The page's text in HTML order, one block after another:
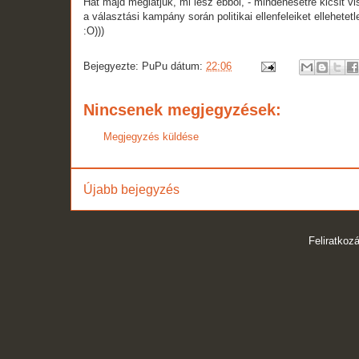
a választási kampány során politikai ellenfeleiket
:O)))
Bejegyezte: PuPu dátum: 22:06
Nincsenek megjegyzések:
Megjegyzés küldése
Újabb bejegyzés